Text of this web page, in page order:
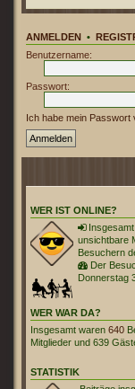
ANMELDEN •
Benutzername:
Passwort:
Ich habe mein Passwort
WER IST ONLINE?
Insgesamt
unsichtbare
Besuchern
Der
Donnerstag
WER WAR DA?
Insgesamt waren 640
Mitglieder und 639
STATISTIK